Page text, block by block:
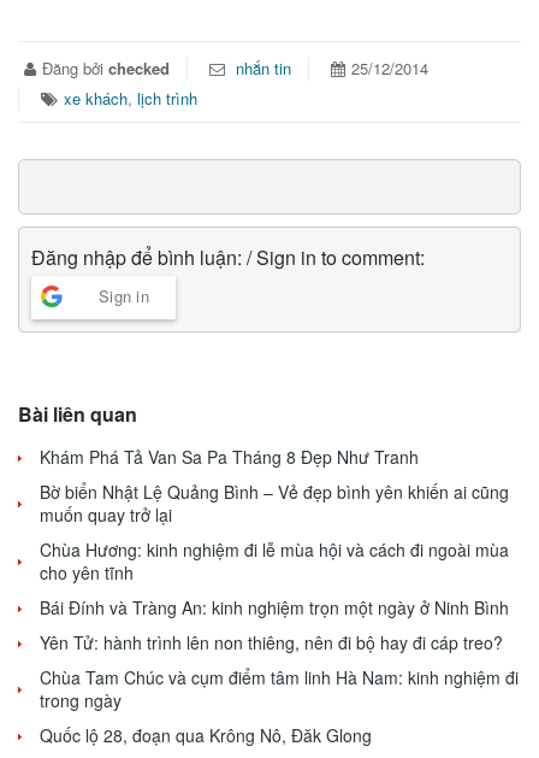
Đăng bởi checked nhắn tin
25/12/2014
xe khách, lịch trình
Đăng nhập để bình luận: / Sign in to comment:
Sign in
Bài liên quan
Khám Phá Tả Van Sa Pa Tháng 8 Đẹp Như Tranh
Bờ biển Nhật Lệ Quảng Bình – Vẻ đẹp bình yên khiến ai cũng
muốn quay trở lại
Chùa Hương: kinh nghiệm đi lễ mùa hội và cách đi ngoài mùa
cho yên tĩnh
Bái Đính và Tràng An: kinh nghiệm trọn một ngày ở Ninh Bình
Yên Tử: hành trình lên non thiêng, nên đi bộ hay đi cáp treo?
Chùa Tam Chúc và cụm điểm tâm linh Hà Nam: kinh nghiệm đi
trong ngày
Quốc lộ 28, đoạn qua Krông Nô, Đăk Glong